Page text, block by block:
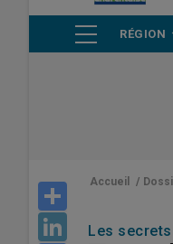
PRINCIPALE
RÉGION
LinkedIn
Accueil /
Les